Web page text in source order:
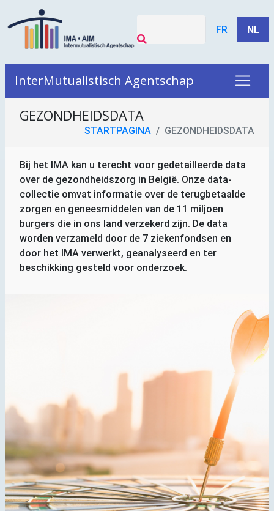
FR NL
InterMutualistisch Agentschap
GEZONDHEIDSDATA
STARTPAGINA GEZONDHEIDSDATA
Bij het IMA kan u terecht voor gedetailleerde data
over de gezondheidszorg in België. Onze data-
collectie omvat informatie over de terugbetaalde
zorgen en geneesmiddelen van de 11 miljoen
burgers die in ons land verzekerd zijn. De data
worden verzameld door de 7 ziekenfondsen en
door het IMA verwerkt, geanalyseerd en ter
beschikking gesteld voor onderzoek.